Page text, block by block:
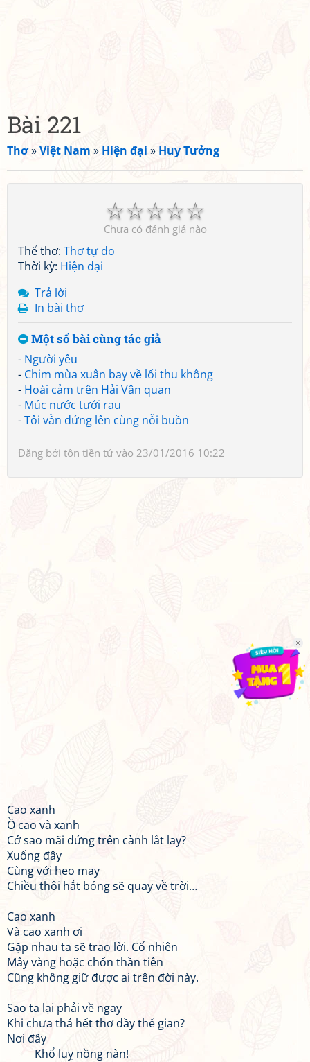
Bài 221
Thơ»Việt Nam » Hiện đại » Huy Tưởng
☆
☆
☆
☆
☆
Chưa có đánh giá nào
Thể thơ: Thơ tự do
Thời kỳ: Hiện đại
Trả lời
In bài thơ
Một số bài cùng tác giả
- Người yêu
- Chim mùa xuân bay về lối thu không
- Hoài cảm trên Hải Vân quan
- Múc nước tưới rau
-Tôi vẫn đứng lên cùng nỗi buồn
Đăng bởi tôn tiền tửvào 23/01/2016 10:22
Cao xanh
Ồ cao và xanh
Cớ sao mãi đứng trên cành lắt lay?
Xuống đây
Cùng với heo may
Chiều thôi hắt bóng sẽ quay về trời…
Cao xanh
Và cao xanh ơi
Gặp nhau ta sẽ trao lời. Cố nhiên
Mây vàng hoặc chốn thần tiên
Cũng không giữ được ai trên đời này.
Sao ta lại phải về ngay
Khi chưa thả hết thơ đầy thế gian?
Nơi đây
Khổ luỵ nồng nàn!